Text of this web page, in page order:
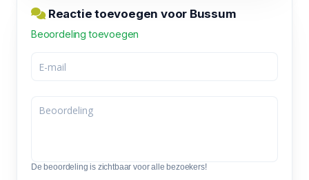
Reactie toevoegen voor Bussum
Beoordeling toevoegen
De beoordeling is zichtbaar voor alle bezoekers!